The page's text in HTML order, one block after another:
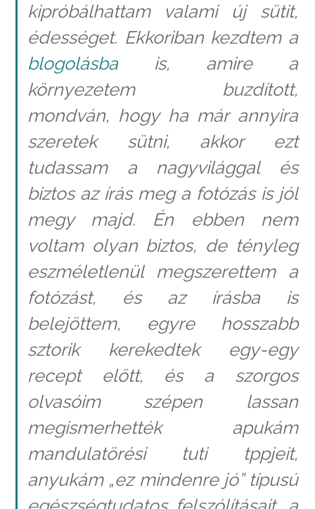
kipróbálhattam valami új sütit,
édességet. Ekkoriban kezdtem a
blogolásba is, amire a
környezetem buzdított,
mondván, hogy ha már annyira
szeretek sütni, akkor ezt
tudassam a nagyvilággal és
biztos az írás meg a fotózás is jól
megy majd. Én ebben nem
voltam olyan biztos, de tényleg
eszméletlenül megszerettem a
fotózást, és az írásba is
belejöttem, egyre hosszabb
sztorik kerekedtek egy-egy
recept előtt, és a szorgos
olvasóim szépen lassan
megismerhették apukám
mandulatörési tuti tppjeit,
anyukám „ez mindenre jó” típusú